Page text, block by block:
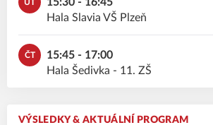
ÚT
Hala Slavia VŠ Plzeň
ČT
15:45 - 17:00
Hala Šedivka - 11. ZŠ
VÝSLEDKY & AKTUÁLNÍ PROGRAM